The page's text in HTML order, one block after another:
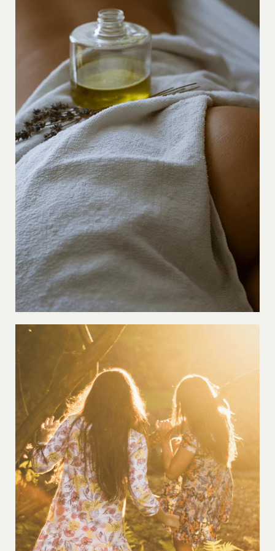
LIRE LA SUITE
LIRE LA SUITE